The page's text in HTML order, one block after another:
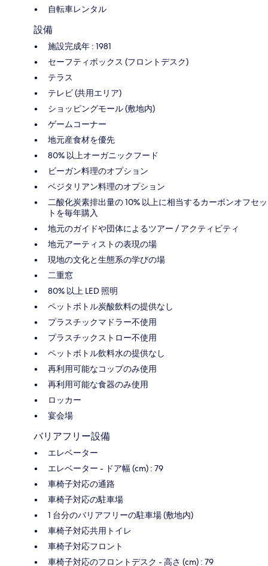
自転車レンタル
設備
施設完成年 : 1981
セーフティボックス (フロントデスク)
テラス
テレビ (共用エリア)
ショッピングモール (敷地内)
ゲームコーナー
地元産食材を優先
80% 以上オーガニックフード
ビーガン料理のオプション
ベジタリアン料理のオプション
二酸化炭素排出量の 10% 以上に相当するカーボンオフセッ
トを毎年購入
地元のガイドや団体によるツアー / アクティビティ
地元アーティストの表現の場
現地の文化と生態系の学びの場
二重窓
80% 以上 LED 照明
ペットボトル炭酸飲料の提供なし
プラスチックマドラー不使用
プラスチックストロー不使用
ペットボトル飲料水の提供なし
再利用可能なコップのみ使用
再利用可能な食器のみ使用
ロッカー
宴会場
バリアフリー設備
エレベーター
エレベーター - ドア幅 (cm) : 79
車椅子対応の通路
車椅子対応の駐車場
1 台分のバリアフリーの駐車場 (敷地内)
車椅子対応共用トイレ
車椅子対応フロント
車椅子対応のフロントデスク - 高さ (cm) : 79